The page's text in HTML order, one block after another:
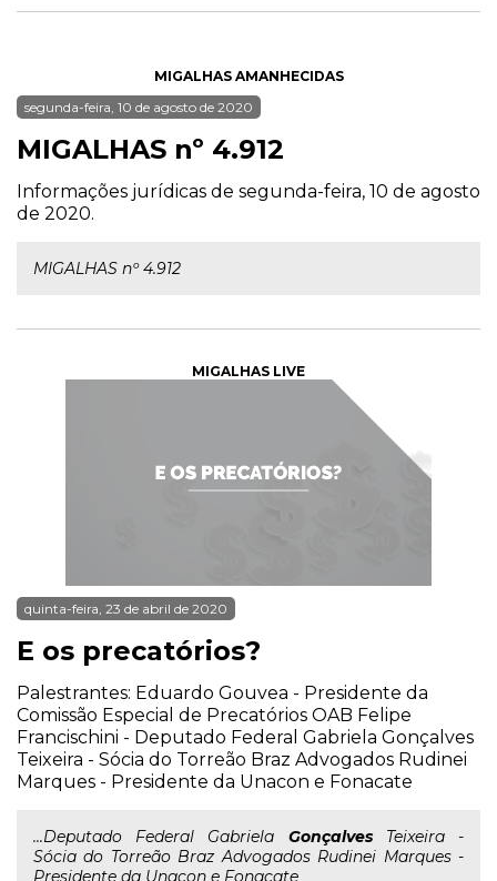
MIGALHAS AMANHECIDAS
segunda-feira, 10 de agosto de 2020
MIGALHAS nº 4.912
Informações jurídicas de segunda-feira, 10 de agosto
de 2020.
MIGALHAS nº 4.912
MIGALHAS LIVE
quinta-feira, 23 de abril de 2020
E os precatórios?
Palestrantes: Eduardo Gouvea - Presidente da
Comissão Especial de Precatórios OAB Felipe
Francischini - Deputado Federal Gabriela Gonçalves
Teixeira - Sócia do Torreão Braz Advogados Rudinei
Marques - Presidente da Unacon e Fonacate
...Deputado Federal Gabriela GonçalvesTeixeira -
Sócia do Torreão Braz Advogados Rudinei Marques -
Presidente da Unacon e Fonacate